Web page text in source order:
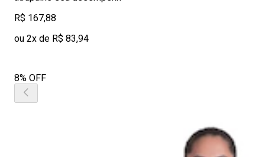
R$ 167,88
ou 2x de R$ 83,94
8% OFF